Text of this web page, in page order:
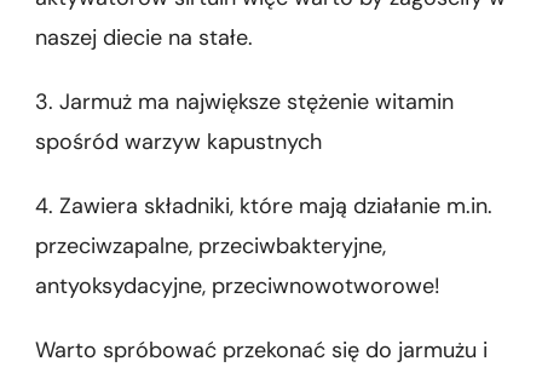
naszej diecie na stałe.
3. Jarmuż ma największe stężenie witamin
spośród warzyw kapustnych
4. Zawiera składniki, które mają działanie m.in.
przeciwzapalne, przeciwbakteryjne,
antyoksydacyjne, przeciwnowotworowe!
Warto spróbować przekonać się do jarmużu i